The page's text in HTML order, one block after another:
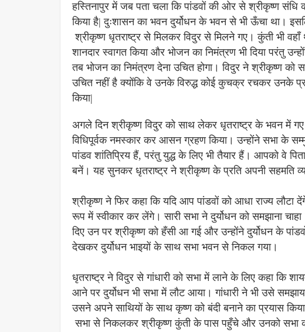
हस्तिनापुर में जब पता चला कि पांडवों की ओर से श्रीकृष्ण संधि
किया है| दुःशासन का भवन दुर्योधन के भवन से भी ऊँचा था।
श्रीकृष्ण धृतराष्ट्र से मिलकर विदुर से मिलने गए। कुंती भी
शानदार स्वागत किया और भोजन का निमंत्रण भी दिया परंतु
तब भोजन का निमंत्रण देना उचित होगा। विदुर ने श्रीकृष्ण
उचित नहीं है क्योंकि वे उनके विरुद्ध कोई कुचक्र रचकर उनके
किया|
अगले दिन श्रीकृष्ण विदुर को साथ लेकर धृतराष्ट्र के भवन में
विधिपूर्वक नमस्कार कर आसन ग्रहण किया। उन्होंने सभा के
पांडव शांतिप्रिय हैं, परंतु युद्ध के लिए भी तैयार हैं। आपको वे
बनें। यह सुनकर धृतराष्ट्र ने श्रीकृष्ण के प्रति अपनी सहमति
श्रीकृष्ण ने फिर कहा कि यदि आप पांडवों को आधा राज्य लौटा
रूप में स्वीकार कर लेंगे। सारी सभा ने दुर्योधन को समझाना
दिए उन पर श्रीकृष्ण को हँसी आ गई और उन्होंने दुर्योधन के
देखकर दुर्योधन भाइयों के साथ सभा भवन से निकल गया।
धृतराष्ट्र ने विदुर से गांधारी को सभा में लाने के लिए कहा कि
आने पर दुर्योधन भी सभा में लौट आया। गांधारी ने भी उसे
उसने अपने साथियों के साथ कृष्ण को बंदी बनाने का प्रयास
सभा से निकलकर श्रीकृष्ण कुंती के पास पहुँचे और उनको सभा